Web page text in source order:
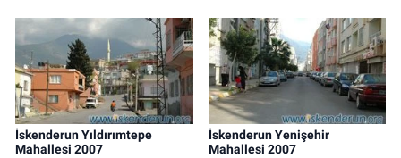
İskenderun Yıldırımtepe
Mahallesi 2007
İskenderun Yenişehir
Mahallesi 2007